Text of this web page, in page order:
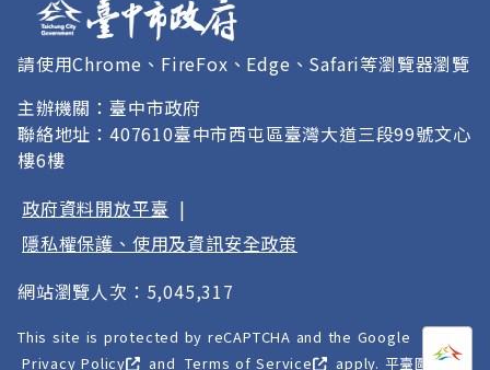
打開
請使用Chrome、FireFox、Edge、Safari等瀏覽器瀏覽
主辦機關：臺中市政府
聯絡地址：407610臺中市西屯區臺灣大道三段99號文心
樓6樓
政府資料開放平臺 |
隱私權保護、使用及資訊安全政策
網站瀏覽人次：5,045,317
This site is protected by reCAPTCHA and the Google
Privacy Policy
and Terms of Service apply. 平臺圖像以